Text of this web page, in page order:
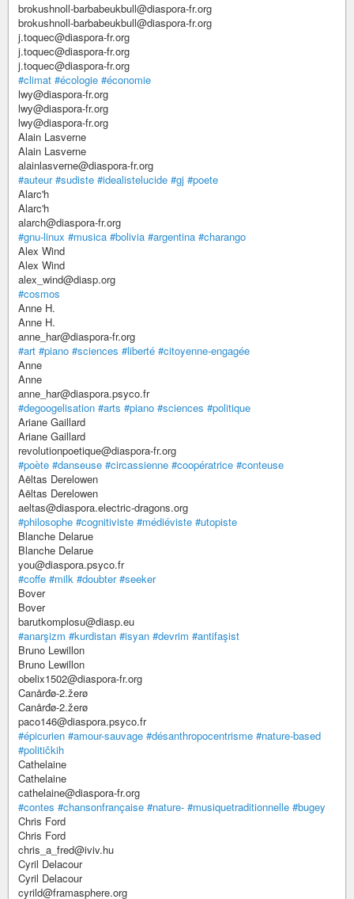
brokushnoll-barbabeukbull@diaspora-fr.org
brokushnoll-barbabeukbull@diaspora-fr.org
j.toquec@diaspora-fr.org
j.toquec@diaspora-fr.org
j.toquec@diaspora-fr.org
#climat #écologie #économie
lwy@diaspora-fr.org
lwy@diaspora-fr.org
lwy@diaspora-fr.org
Alain Lasverne
Alain Lasverne
alainlasverne@diaspora-fr.org
#auteur #sudiste #idealistelucide #gj #poete
Alarc'h
Alarc'h
alarch@diaspora-fr.org
#gnu-linux #musica #bolivia #argentina #charango
Alex Wind
Alex Wind
alex_wind@diasp.org
#cosmos
Anne H.
Anne H.
anne_har@diaspora-fr.org
#art #piano #sciences #liberté #citoyenne-engagée
Anne
Anne
anne_har@diaspora.psyco.fr
#degoogelisation #arts #piano #sciences #politique
Ariane Gaillard
Ariane Gaillard
revolutionpoetique@diaspora-fr.org
#poète #danseuse #circassienne #coopératrice #conteuse
Aëltas Derelowen
Aëltas Derelowen
aeltas@diaspora.electric-dragons.org
#philosophe #cognitiviste #médiéviste #utopiste
Blanche Delarue
Blanche Delarue
you@diaspora.psyco.fr
#coffe #milk #doubter #seeker
Bover
Bover
barutkomplosu@diasp.eu
#anarşizm #kurdistan #isyan #devrim #antifaşist
Bruno Lewillon
Bruno Lewillon
obelix1502@diaspora-fr.org
Canårđø-2.žerø
Canårđø-2.žerø
paco146@diaspora.psyco.fr
#épicurien #amour-sauvage #désanthropocentrisme #nature-based
#političkih
Cathelaine
Cathelaine
cathelaine@diaspora-fr.org
#contes #chansonfrançaise #nature- #musiquetraditionnelle #bugey
Chris Ford
Chris Ford
chris_a_fred@iviv.hu
Cyril Delacour
Cyril Delacour
cyrild@framasphere.org